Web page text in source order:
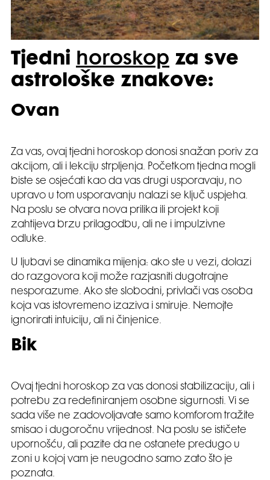
Tjedni horoskop za sve
astrološke znakove:
Ovan
Za vas, ovaj tjedni horoskop donosi snažan poriv za
akcijom, ali i lekciju strpljenja. Početkom tjedna mogli
biste se osjećati kao da vas drugi usporavaju, no
upravo u tom usporavanju nalazi se ključ uspjeha.
Na poslu se otvara nova prilika ili projekt koji
zahtijeva brzu prilagodbu, ali ne i impulzivne
odluke.
U ljubavi se dinamika mijenja: ako ste u vezi, dolazi
do razgovora koji može razjasniti dugotrajne
nesporazume. Ako ste slobodni, privlači vas osoba
koja vas istovremeno izaziva i smiruje. Nemojte
ignorirati intuiciju, ali ni činjenice.
Bik
Ovaj tjedni horoskop za vas donosi stabilizaciju, ali i
potrebu za redefiniranjem osobne sigurnosti. Vi se
sada više ne zadovoljavate samo komforom tražite
smisao i dugoročnu vrijednost. Na poslu se ističete
upornošću, ali pazite da ne ostanete predugo u
zoni u kojoj vam je neugodno samo zato što je
poznata.